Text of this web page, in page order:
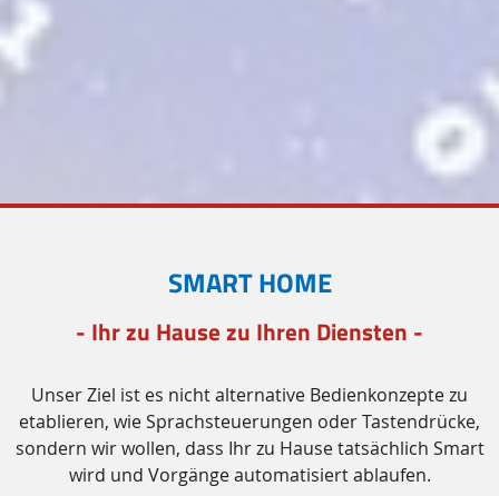
SMART HOME
- Ihr zu Hause zu Ihren Diensten -
Unser Ziel ist es nicht alternative Bedienkonzepte zu
etablieren, wie Sprachsteuerungen oder Tastendrücke,
sondern wir wollen, dass Ihr zu Hause tatsächlich Smart
wird und Vorgänge automatisiert ablaufen.